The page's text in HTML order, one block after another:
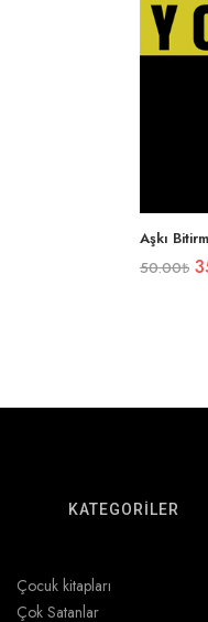
Aşkı
50.00₺
KATEGORİLER
Çocuk kitapları
Çok Satanlar